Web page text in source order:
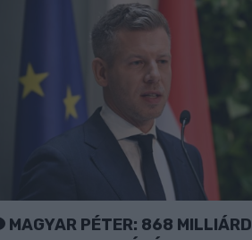
MAGYAR PÉTER: 868 MILLIÁRD